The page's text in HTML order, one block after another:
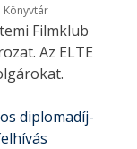
Könyvtár
Filmklub
Az ELTE
diplomadíj-